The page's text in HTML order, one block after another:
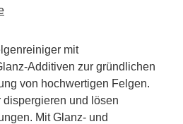
mit
Additiven zur gründlichen
von hochwertigen Felgen.
dispergieren und lösen
Mit Glanz- und